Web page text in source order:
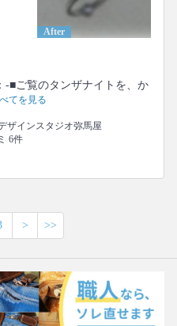
After
-■ご覧のタンザナイトを、か
てを見る
ザインスタジオ弥馬屋
6件
> >>